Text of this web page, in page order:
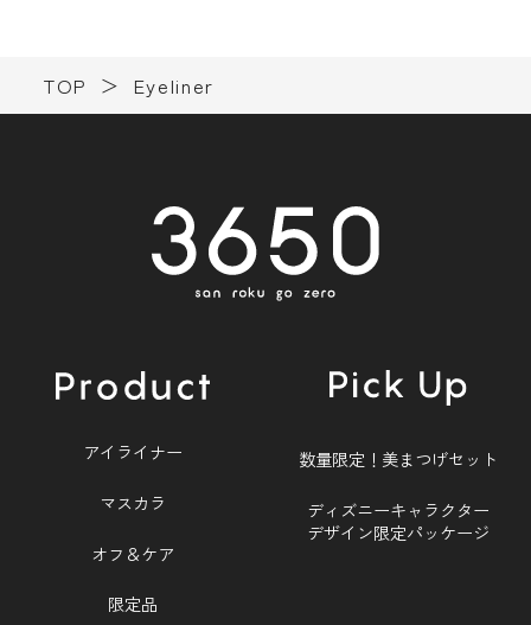
TOP Eyeliner
アイライナー
マスカラ
オフ＆ケア
限定品
数量限定！美まつげセット
ディズニーキャラクター
デザイン限定パッケージ